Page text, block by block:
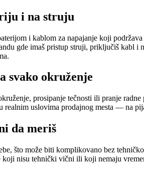
i na struju
i kablom za napajanje koji
gde imaš pristup struji, priključiš kabl
svako okruženje
prosipanje tečnosti ili pranje
realnim uslovima prodajnog mesta — na
da meriš
što može biti komplikovano bez
koji nisu tehnički vični ili koji nemaju